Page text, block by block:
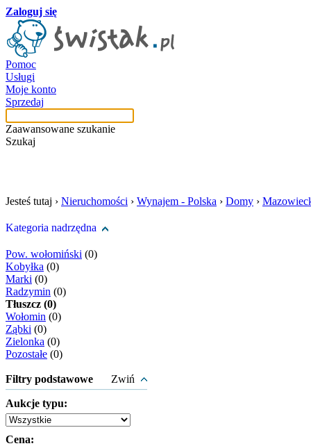
Zaloguj się
Pomoc
Usługi
Moje konto
Sprzedaj
Zaawansowane szukanie
Szukaj
Jesteś tutaj › Nieruchomości › Wynajem - Polska › Domy ›
Kategoria nadrzędna
Pow. wołomiński (0)
Kobyłka (0)
Marki (0)
Radzymin (0)
Tłuszcz (0)
Wołomin (0)
Ząbki (0)
Zielonka (0)
Pozostałe (0)
Filtry podstawowe Zwiń
Aukcje typu:
Cena: